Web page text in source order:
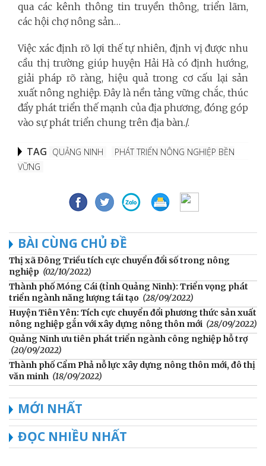
qua các kênh thông tin truyền thông, triển lãm,
các hội chợ nông sản…
Việc xác định rõ lợi thế tự nhiên, định vị được nhu
cầu thị trường giúp huyện Hải Hà có định hướng,
giải pháp rõ ràng, hiệu quả trong cơ cấu lại sản
xuất nông nghiệp. Đây là nền tảng vững chắc, thúc
đẩy phát triển thế mạnh của địa phương, đóng góp
vào sự phát triển chung trên địa bàn./.
TAG QUẢNG NINH
PHÁT TRIỂN NÔNG NGHIỆP BỀN
VỮNG
BÀI CÙNG CHỦ ĐỀ
Thị xã Đông Triều tích cực chuyển đổi số trong nông
nghiệp (02/10/2022)
Thành phố Móng Cái (tỉnh Quảng Ninh): Triển vọng phát
triển ngành năng lượng tái tạo (28/09/2022)
Huyện Tiên Yên: Tích cực chuyển đổi phương thức sản xuất
nông nghiệp gắn với xây dựng nông thôn mới (28/09/2022)
Quảng Ninh ưu tiên phát triển ngành công nghiệp hỗ trợ
(20/09/2022)
Thành phố Cẩm Phả nỗ lực xây dựng nông thôn mới, đô thị
văn minh (18/09/2022)
MỚI NHẤT
ĐỌC NHIỀU NHẤT